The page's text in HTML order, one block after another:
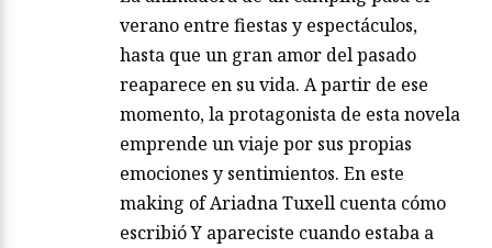
una forma hábil…
Leer más
Los fantasmas también reservan
vacaciones
agosto 06, 2026 / ARIADNA TUXELL